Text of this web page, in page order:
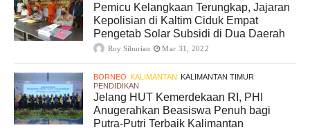
Pemicu Kelangkaan Terungkap, Jajaran
Kepolisian di Kaltim Ciduk Empat
Pengetab Solar Subsidi di Dua Daerah
Roy Siburian Mar 31, 2022
BORNEO KALIMANTAN KALIMANTAN TIMUR
PENDIDIKAN
Jelang HUT Kemerdekaan RI, PHI
Anugerahkan Beasiswa Penuh bagi
Putra-Putri Terbaik Kalimantan